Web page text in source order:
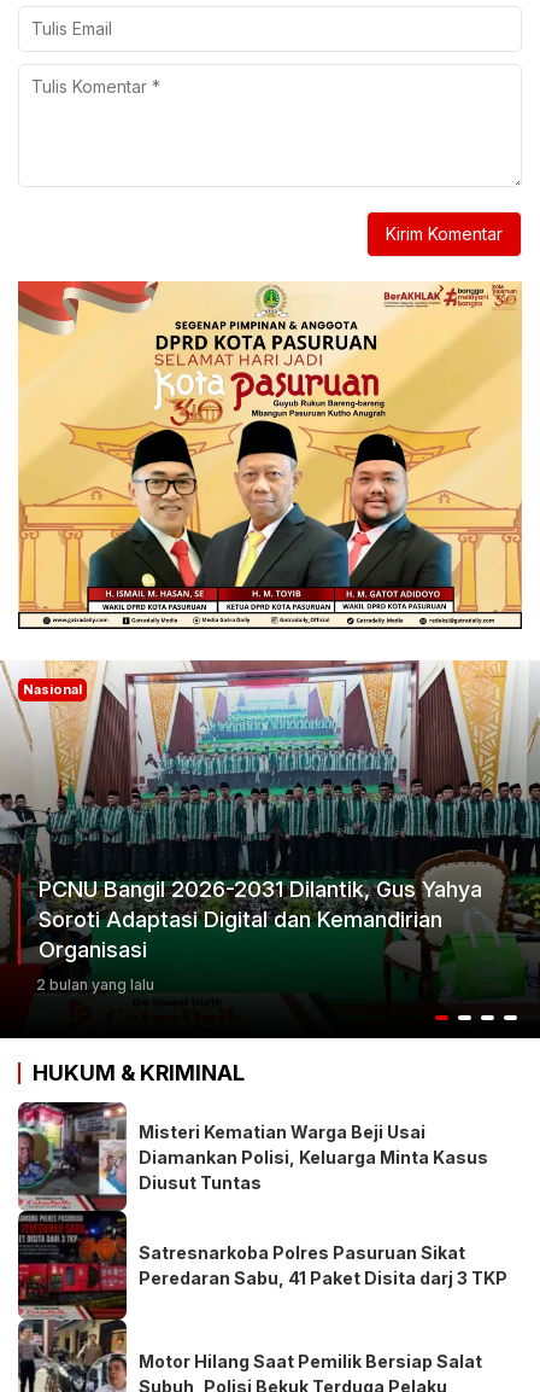
Nasional
Ketum Progib Dorong Rapimwil Jatim Hasilkan
Keputusan Terbaik
3 bulan yang lalu
HUKUM & KRIMINAL
Misteri Kematian Warga Beji Usai
Diamankan Polisi, Keluarga Minta Kasus
Diusut Tuntas
Satresnarkoba Polres Pasuruan Sikat
Peredaran Sabu, 41 Paket Disita darj 3 TKP
Motor Hilang Saat Pemilik Bersiap Salat
Subuh, Polisi Bekuk Terduga Pelaku